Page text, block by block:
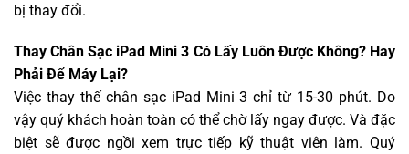
bị thay đổi.
Thay Chân Sạc iPad Mini 3 Có Lấy Luôn Được Không? Hay
Phải Để Máy Lại?
Việc thay thế chân sạc iPad Mini 3 chỉ từ 15-30 phút. Do
vậy quý khách hoàn toàn có thể chờ lấy ngay được. Và đặc
biệt sẽ được ngồi xem trực tiếp kỹ thuật viên làm. Quý